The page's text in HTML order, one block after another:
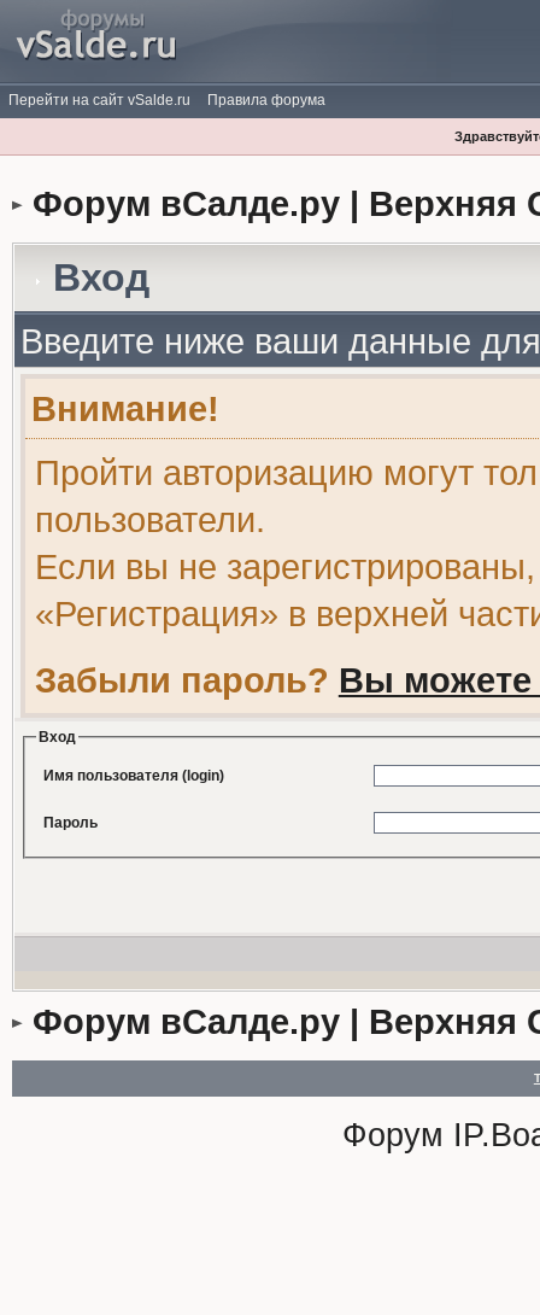
Перейти на сайт vSalde.ru Правила форума
Форум вСалде.ру | Верхняя
Вход
Введите ниже ваши данные
Внимание!
Пройти авторизацию могут
пользователи.
Если вы не
«Регистрация» в верхней
Забыли пароль? Вы можете
Вход
Имя пользователя (login)
Пароль
Форум вСалде.ру | Верхняя
Форум